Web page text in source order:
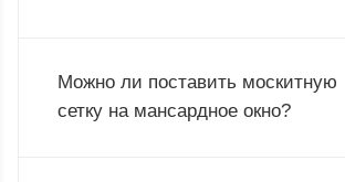
Можно ли поставить москитную
сетку на мансардное окно?